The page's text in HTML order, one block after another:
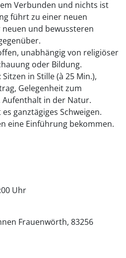
Verbunden und nichts ist
führt zu einer neuen
und bewussteren
unabhängig von religiöser
oder Bildung.
in Stille (à 25 Min.),
Gelegenheit zum
in der Natur.
ganztägiges Schweigen.
eine Einführung bekommen.
Uhr
Frauenwörth 83256